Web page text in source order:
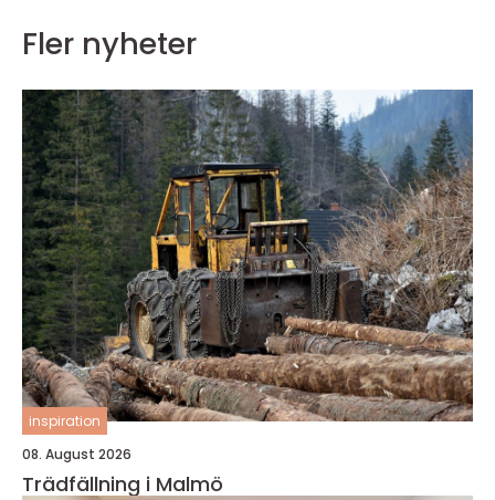
Fler nyheter
inspiration
08. August 2026
Trädfällning i Malmö